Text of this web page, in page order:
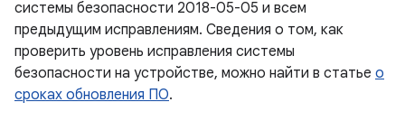
системы безопасности 2018-05-05 и всем
предыдущим исправлениям. Сведения о том, как
проверить уровень исправления системы
безопасности на устройстве, можно найти в статье о
сроках обновления ПО.